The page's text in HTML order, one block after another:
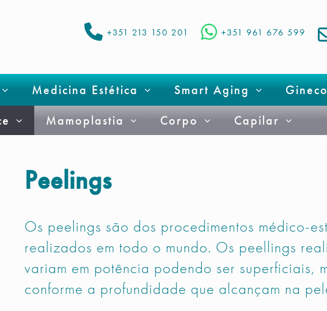
+351 961 676 599
+351 213 150 201
Medicina Estética Smart Aging
Mamoplastia Corpo Capilar
Peelings
Os peelings são dos procedimentos médico-
realizados em todo o mundo. Os peellings
variam em potência podendo ser superficiais,
conforme a profundidade que alcançam na